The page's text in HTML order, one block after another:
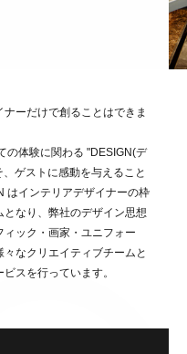
ーだけで創ることはできま
の体験に関わる "DESIGN(デ
ゲストに感動を与えること
はインテリアデザイナーの枠
なり、弊社のデザイン思想
ック・画家・ユニフォー
なクリエイティブチームと
スを行っています。